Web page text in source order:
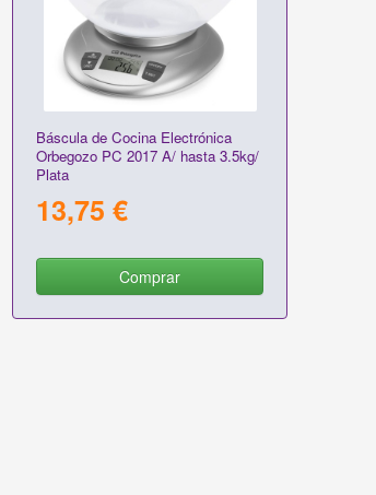
Báscula de Cocina Electrónica
Orbegozo PC 2017 A/ hasta 3.5kg/
Plata
13,75 €
Comprar